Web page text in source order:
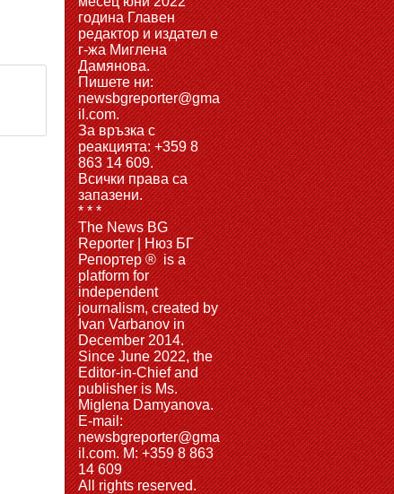
година Главен
редактор и издател е
г-жа Миглена
Дамянова.
Пишете ни:
newsbgreporter@gma
il.com.
За връзка с
реакцията: +359 8
863 14 609.
Всички права са
запазени.
* * *
The News BG
Reporter | Нюз БГ
Репортер ® is a
platform for
independent
journalism, created by
Ivan Varbanov in
December 2014.
Since June 2022, the
Editor-in-Chief and
publisher is Ms.
Miglena Damyanova.
Е-mail:
newsbgreporter@gma
il.com. M: +359 8 863
14 609
All rights reserved.